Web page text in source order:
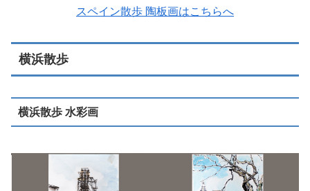
スペイン散歩 陶板画はこちらへ
横浜散歩
横浜散歩 水彩画